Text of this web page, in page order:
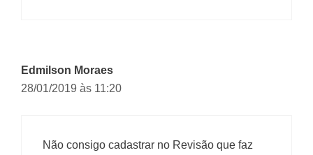
Edmilson Moraes
28/01/2019 às 11:20
Não consigo cadastrar no Revisão que faz